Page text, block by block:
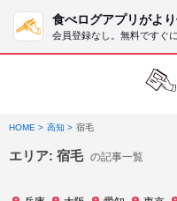
食べログアプリがよ
会員登録なし。無料ですぐ
HOME 高知 宿毛
エリア: 宿毛 の記事一覧